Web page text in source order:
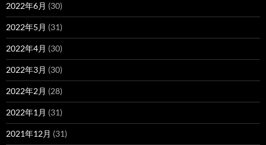
2022年6月 (30)
2022年5月 (31)
2022年4月 (30)
2022年3月 (30)
2022年2月 (28)
2022年1月 (31)
2021年12月 (31)